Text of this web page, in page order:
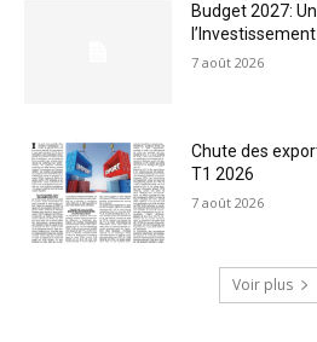
Budget 2027:
7 août 2026
Chute des
T1 2026
7 août 2026
Voir plus